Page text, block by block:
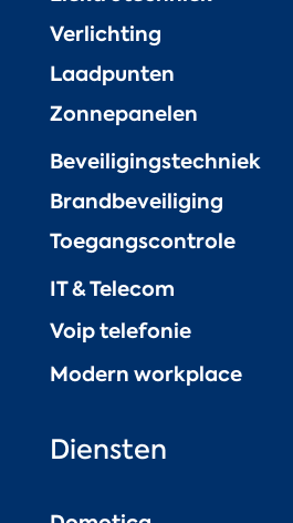
Verlichting
Laadpunten
Zonnepanelen
Beveiligingstechniek
Brandbeveiliging
Toegangscontrole
IT & Telecom
Voip telefonie
Modern workplace
Diensten